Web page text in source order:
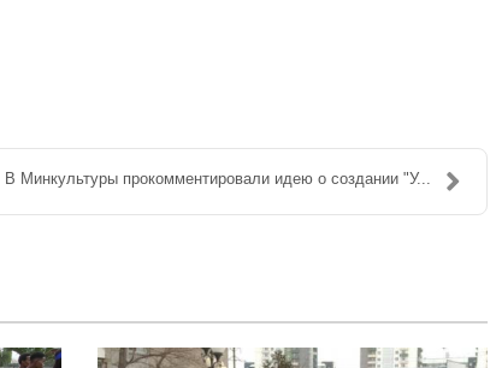
В Минкультуры прокомментировали идею о создании "У...